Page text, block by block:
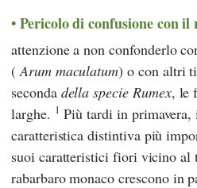
Pericolo di confusione con
attenzione a non confonderlo
( Arum maculatum) o con altri
seconda della specie Rumex, le
larghe. 1 Più tardi in
caratteristica distintiva più
suoi caratteristici fiori vicino al
rabarbaro monaco crescono in